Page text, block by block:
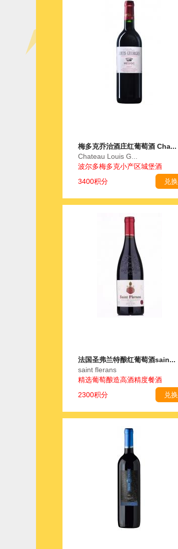
梅多克乔治酒庄红葡萄酒 Cha...
Chateau Louis G...
波尔多梅多克小产区城堡酒
3400积分
兑换
法国圣弗兰特酿红葡萄酒sain...
saint flerans
精选葡萄酿造高酒精度餐酒
2300积分
兑换